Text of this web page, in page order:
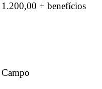
+ benefícios